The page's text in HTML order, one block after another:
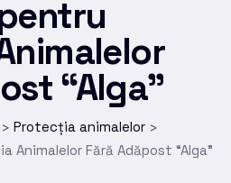
“Alga”
> Protecția animalelor >
Fără Adăpost “Alga”